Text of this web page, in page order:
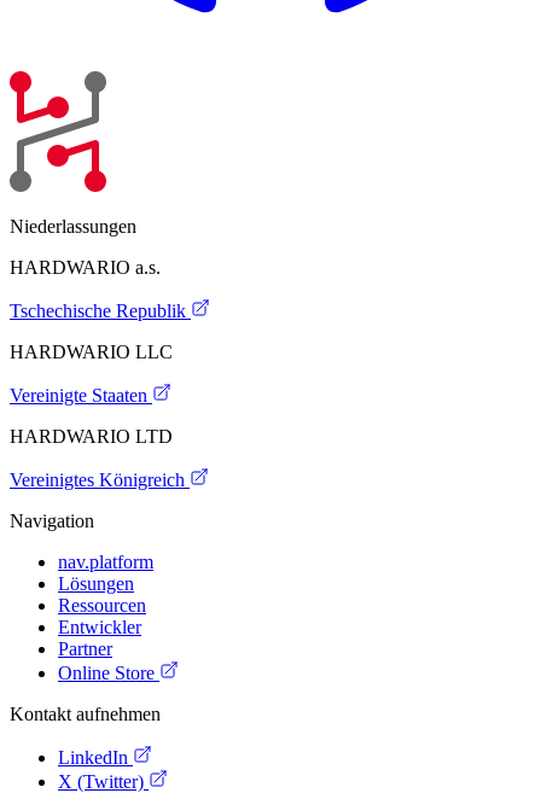
Niederlassungen
HARDWARIO a.s.
Tschechische Republik
HARDWARIO LLC
Vereinigte Staaten
HARDWARIO LTD
Vereinigtes Königreich
Navigation
nav.platform
Lösungen
Ressourcen
Entwickler
Partner
Online Store
Kontakt aufnehmen
LinkedIn
X (Twitter)